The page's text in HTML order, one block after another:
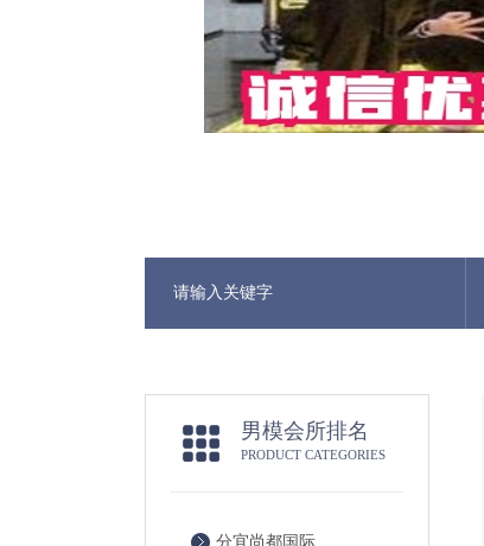
男模会所排名
PRODUCT CATEGORIES
分宜尚都国际